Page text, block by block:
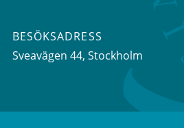
BESÖKSADRESS
Sveavägen 44, Stockholm